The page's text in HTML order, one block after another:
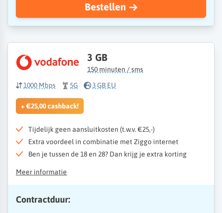
Bestellen
3 GB
150 minuten / sms
1000 Mbps
5G 3 GB EU
+ €25,00 cashback!
Tijdelijk geen aansluitkosten (t.w.v. €25,-)
Extra voordeel in combinatie met Ziggo internet
Ben je tussen de 18 en 28? Dan krijg je extra korting
Meer informatie
Contractduur: